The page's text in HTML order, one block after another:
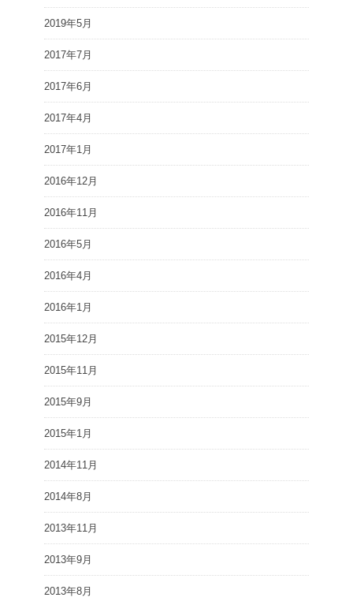
2019年5月
2017年7月
2017年6月
2017年4月
2017年1月
2016年12月
2016年11月
2016年5月
2016年4月
2016年1月
2015年12月
2015年11月
2015年9月
2015年1月
2014年11月
2014年8月
2013年11月
2013年9月
2013年8月